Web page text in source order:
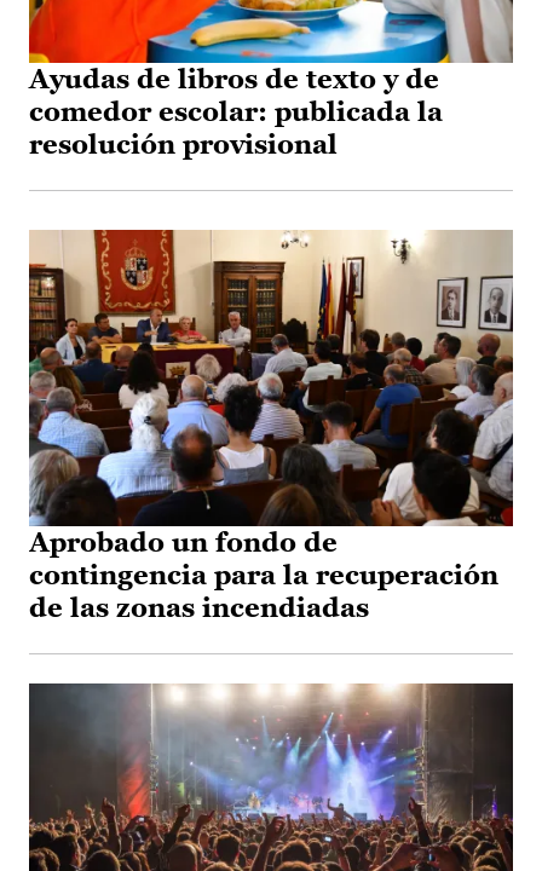
Ayudas de libros de texto y de
comedor escolar: publicada la
resolución provisional
Aprobado un fondo de
contingencia para la recuperación
de las zonas incendiadas